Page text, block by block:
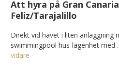
Att hyra på Gran
Feliz/Tarajalillo
Direkt vid havet i liten anläggning
swimmingpool hus-lägenhet med
vidare